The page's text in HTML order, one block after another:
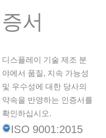
증서
디스플레이 기술 제조 분
야에서 품질, 지속 가능성
및 우수성에 대한 당사의
약속을 반영하는 인증서를
확인하십시오.
ISO 9001:2015